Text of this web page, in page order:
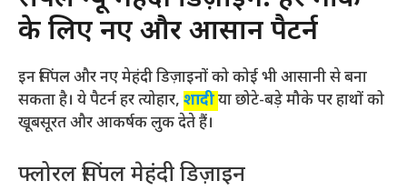
के लिए नए और आसान पैटर्न
इन सिंपल और नए मेहंदी डिज़ाइनों को कोई भी आसानी से बना
सकता है। ये पैटर्न हर त्योहार, शादीया छोटे-बड़े मौके पर हाथों को
खूबसूरत और आकर्षक लुक देते हैं।
फ्लोरल सिंपल मेहंदी डिज़ाइन